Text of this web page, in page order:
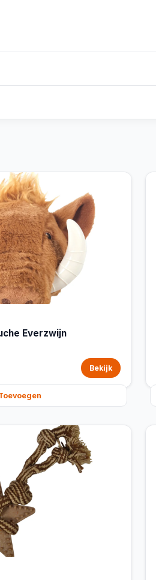
Everzwijn
Bekijk